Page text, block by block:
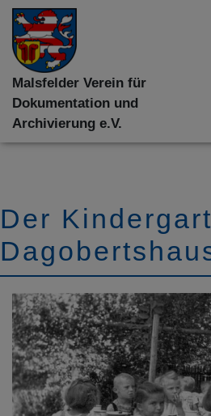
Malsfelder Verein für
Dokumentation und
Archivierung e.V.
Der